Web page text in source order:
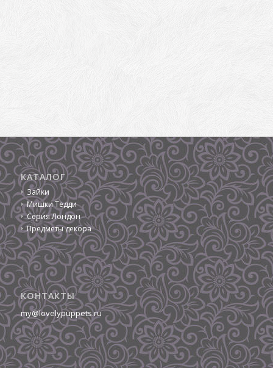
КАТАЛОГ
Зайки
Мишки Тедди
Серия Лондон
Предметы декора
КОНТАКТЫ
my@lovelypuppets.ru